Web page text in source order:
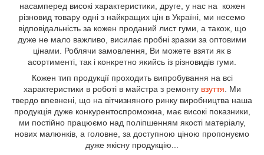
насамперед високі характеристики, друге, у нас на кожен
різновид товару одні з найкращих цін в Україні, ми несемо
відповідальність за кожен проданий лист гуми, а також, що
дуже не мало важливо, висилає пробні зразки за оптовими
цінами. Роблячи замовлення, Ви можете взяти як в
асортименті, так і конкретно якийсь із різновидів гуми.
Кожен тип продукції проходить випробування на всі
характеристики в роботі в майстра з ремонту взуття . Ми
твердо впевнені, що на вітчизняного ринку виробництва наша
продукція дуже конкурентоспроможна, має високі показники,
ми постійно працюємо над поліпшенням якості матеріалу,
нових малюнків, а головне, за доступною ціною пропонуємо
дуже якісну продукцію...